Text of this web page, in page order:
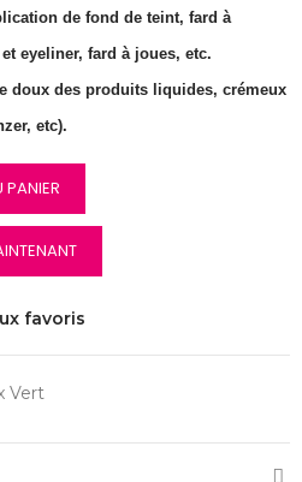
de fond de teint, fard à
eyeliner, fard à joues, etc.
doux des produits liquides, crémeux
etc).
PANIER
favoris
Vert